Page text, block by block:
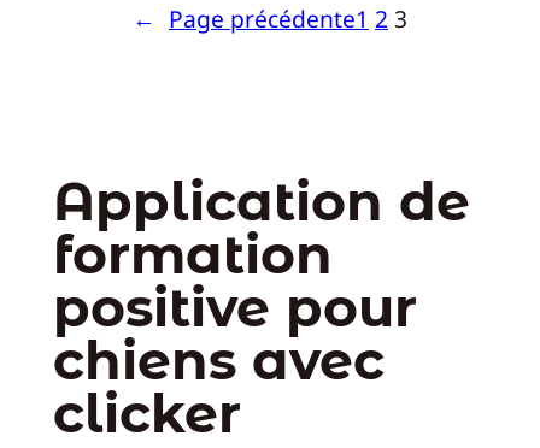
← Page précédente1 2 3
Application de
formation
positive pour
chiens avec
clicker